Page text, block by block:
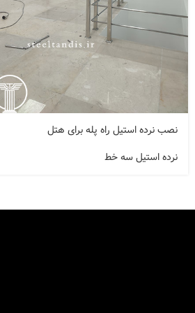
نصب نرده استیل راه پله برای هتل
نرده استیل سه خط